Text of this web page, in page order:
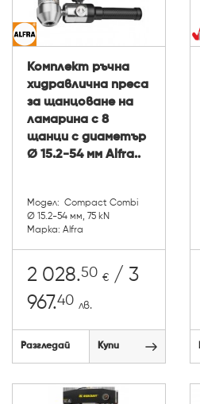
Комплект ръчна
хидравлична преса
за щанцоване на
ламарина с 8
щанци с диаметър
Ø 15.2-54 мм Alfra..
Модел: Compact Combi
Ø 15.2-54 мм, 75 kN
Марка: Alfra
2 028.50 € / 3
967.40 лв.
Разгледай Купи